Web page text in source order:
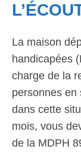
La maison
handicapées
charge de la
personnes en
dans cette
mois, vous
de la MDPH